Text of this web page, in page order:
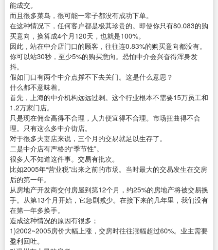
能成交。
而且很多菜鸟，很可能一辈子都没有成功下单。
在这种情况下，任何客户都是极其珍贵的。即使你只有80.083的购
买意向，换算成4个月120天，也就是100%。
因此，站在中介店门口的顾客，往往连0.83%的购买意向都没有。
你可以站30秒，至少5%的购买意向。恐怕中介会兴奋得浑身发
抖。
假如门口有两个中介点撑不下去关门。这是什么意思？
什么都不意味着。
首先，上海的中介机构远远过剩。这个行业根本不需要15万员工和
1.2万家门店。
只是现在佣金高得不合理，人力便宜得不合理。市场扭曲得不合
理。只有这么多中介街店。
对于很多夫妻店来说，三个月的交易就足以生存了。
二是中介店有严格的“季节性”。
很多人不知道这件事。交易有批次。
比如2005年“营业税”出来之前的市场。当时最大的交易发生在交房
后的第一年。
从房地产开发商交付房屋到第12个月，约25%的房地产将被交易换
手。从第13个月开始，它急剧减少。在接下来的几年里，我们没有
在第一年多换手。
造成这种情况的原因有很多；
1)2002~2005房价大幅上涨，交房时往往涨幅超过60%。业主需要
盈利回吐。